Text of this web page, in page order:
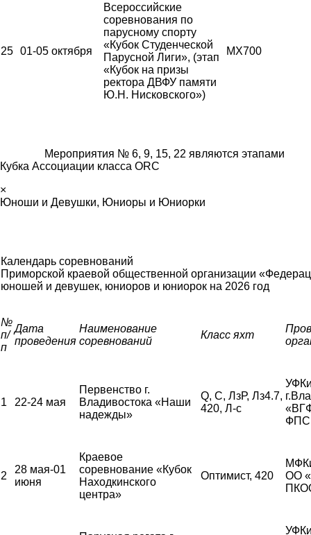
25 01-05 октября
Всероссийские
соревнования по
парусному спорту
«Кубок Студенческой
Парусной Лиги», (этап
«Кубок на призы
ректора ДВФУ памяти
Ю.Н. Нисковского»)
MX700
Мероприятия № 6, 9, 15, 22 являются этапами
Кубка Ассоциации класса ORC
×
Юноши и Девушки, Юниоры и Юниорки
Календарь соревнований
Приморской краевой общественной организации
юношей и девушек, юниоров и юниорок на 2026 год
№
п/
п
Дата
проведения
Наименование
соревнований
Класс яхт
1 22-24 мая
Первенство г.
Владивостока «Наши
надежды»
Q, С, ЛзР, Лз4.7,
420, Л-с
ФПС
2
28 мая-01
июня
Краевое
соревнование «Кубок
Находкинского
центра»
Оптимист, 420
ОО